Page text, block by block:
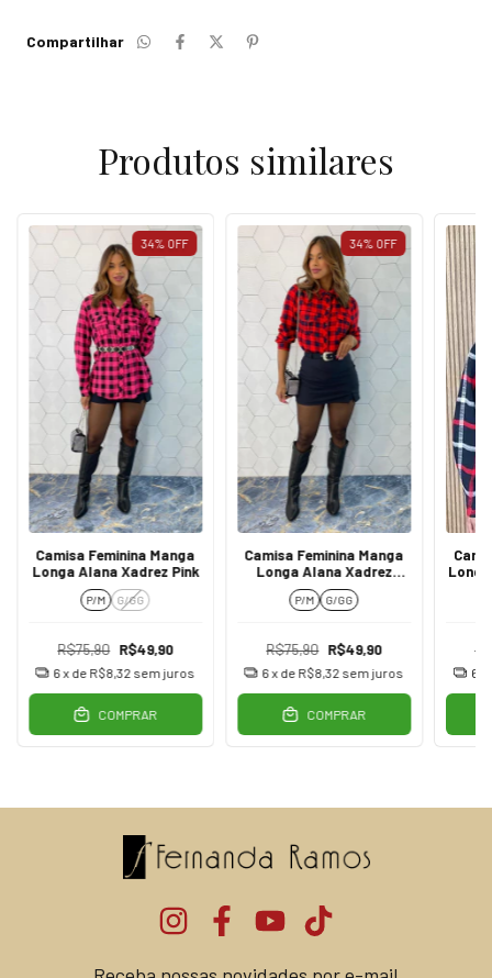
Compartilhar
Produtos similares
34% OFF
Camisa Feminina Manga
Longa Alana Xadrez Pink
P/M G/GG
R$75,90 R$49,90
6x de R$8,32 sem juros
COMPRAR
34% OFF
Camisa Feminina Manga
Longa Alana Xadrez
Vermelha
P/M G/GG
R$75,90 R$49,90
6 x de R$8,32 sem juros
COMPRAR
6